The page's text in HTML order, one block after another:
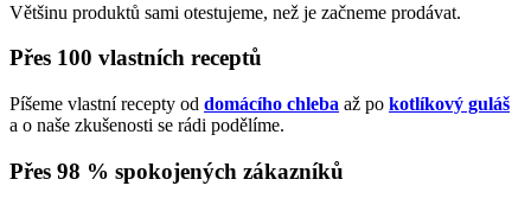
Většinu produktů sami otestujeme, než je začneme prodávat.
Přes 100 vlastních receptů
Píšeme vlastní recepty od domácího chleba až po kotlíkový guláš
a o naše zkušenosti se rádi podělíme.
Přes 98 % spokojených zákazníků